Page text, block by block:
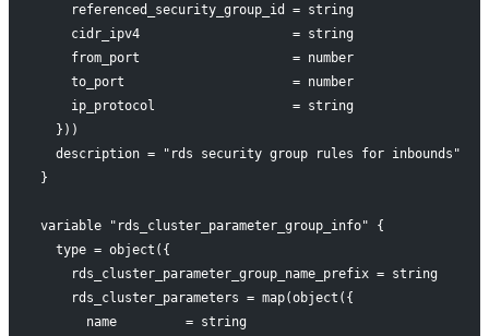
    referenced_security_group_id = string
    cidr_ipv4                    = string
    from_port                    = number
    to_port                      = number
    ip_protocol                  = string
  }))
  description = "rds security group rules for inbounds"
}
variable "rds_cluster_parameter_group_info" {
  type = object({
    rds_cluster_parameter_group_name_prefix = string
    rds_cluster_parameters = map(object({
      name         = string